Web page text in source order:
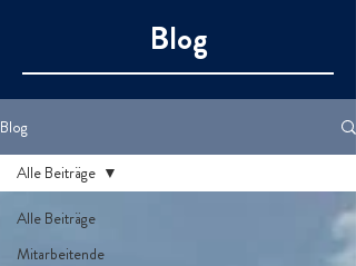
Blog
Blog
Alle Beiträge
Mitarbeitende
Alle Beiträge